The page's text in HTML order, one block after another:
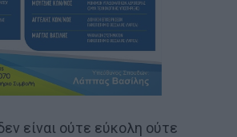
είναι ούτε εύκολη ούτε